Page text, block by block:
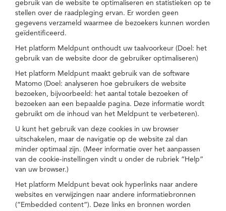
gebruik van de website te optimaliseren en statistieken op te
stellen over de raadpleging ervan. Er worden geen
gegevens verzameld waarmee de bezoekers kunnen worden
geïdentificeerd.
Het platform Meldpunt onthoudt uw taalvoorkeur (Doel: het
gebruik van de website door de gebruiker optimaliseren)
Het platform Meldpunt maakt gebruik van de software
Matomo (Doel: analyseren hoe gebruikers de website
bezoeken, bijvoorbeeld: het aantal totale bezoeken of
bezoeken aan een bepaalde pagina. Deze informatie wordt
gebruikt om de inhoud van het Meldpunt te verbeteren).
U kunt het gebruik van deze cookies in uw browser
uitschakelen, maar de navigatie op de website zal dan
minder optimaal zijn. (Meer informatie over het aanpassen
van de cookie-instellingen vindt u onder de rubriek “Help”
van uw browser.)
Het platform Meldpunt bevat ook hyperlinks naar andere
websites en verwijzingen naar andere informatiebronnen
(“Embedded content”). Deze links en bronnen worden